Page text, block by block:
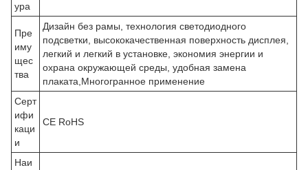
ура
Пре
иму
щес
тва
Дизайн без рамы, технология светодиодного
подсветки, высококачественная поверхность дисплея,
легкий и легкий в установке, экономия энергии и
охрана окружающей среды, удобная замена
плаката,Многогранное применение
Серт
ифи
каци
и
CE RoHS
Наи